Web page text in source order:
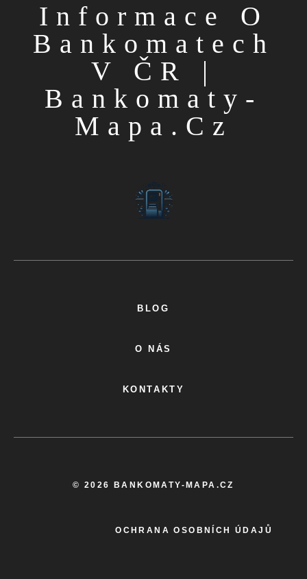
Informace O
Bankomatech
V ČR |
Bankomaty-
Mapa.cz
BLOG
O NÁS
KONTAKTY
© 2026 BANKOMATY-MAPA.CZ
OCHRANA OSOBNÍCH ÚDAJŮ